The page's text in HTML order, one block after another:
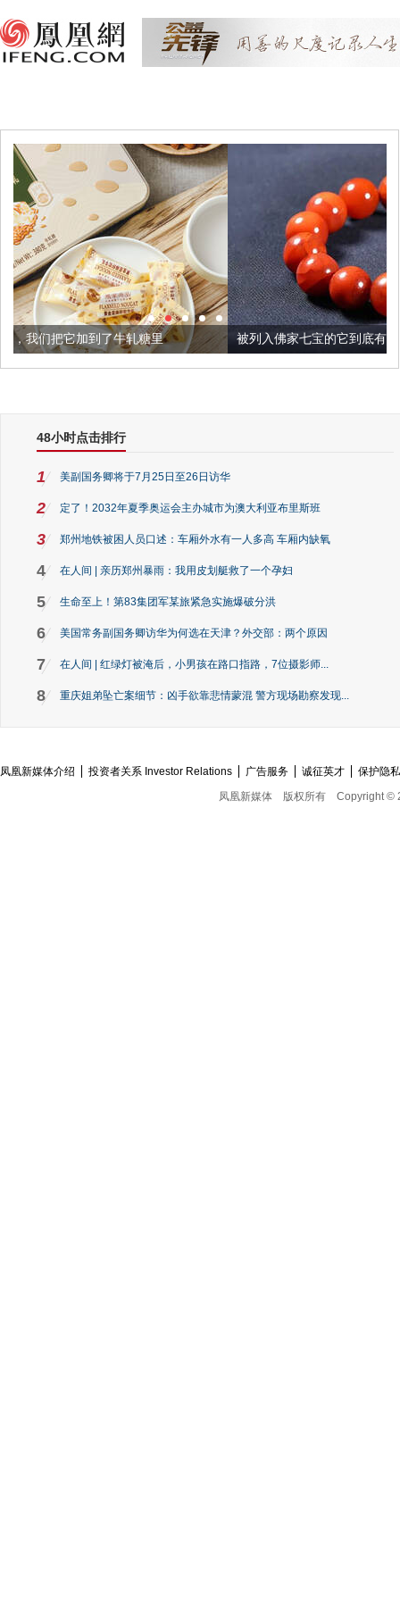
轧糖里 被列入佛家七宝的它到底有多美？
48小时点击排行
1 美副国务卿将于7月25日至26日访华
2 定了！2032年夏季奥运会主办城市为澳大利亚布里斯班
3 郑州地铁被困人员口述：车厢外水有一人多高 车厢内缺氧
4 在人间 | 亲历郑州暴雨：我用皮划艇救了一个孕妇
5 生命至上！第83集团军某旅紧急实施爆破分洪
6 美国常务副国务卿访华为何选在天津？外交部：两个原因
7 在人间 | 红绿灯被淹后，小男孩在路口指路，7位摄影师...
8 重庆姐弟坠亡案细节：凶手欲靠悲情蒙混 警方现场勘察发现...
凤凰新媒体介绍 投资者关系 Investor Relations 广告服务 诚征英才
保护隐
凤凰新媒体
版权所有 Copyright ©